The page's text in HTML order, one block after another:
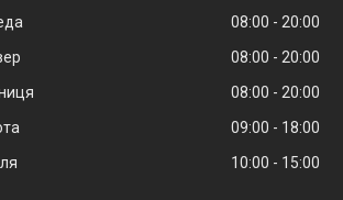
08:00
20:00
08:00
20:00
08:00
20:00
09:00
18:00
10:00 15:00